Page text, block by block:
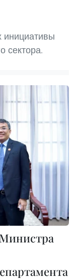
инициативы
сектора.